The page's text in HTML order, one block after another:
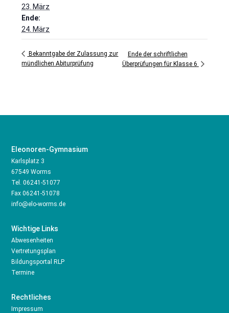
23. März
Ende:
24. März
Bekanntgabe der Zulassung zur
mündlichen Abiturprüfung
Ende der schriftlichen
Überprüfungen für Klasse 6
Eleonoren-Gymnasium
Karlsplatz 3
67549 Worms
Tel.06241-51077
Fax 06241-51078
info@elo-worms.de
Wichtige Links
Abwesenheiten
Vertretungsplan
Bildungsportal RLP
Termine
Rechtliches
Impressum